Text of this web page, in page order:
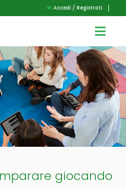
Accedi / Registrati
giocando